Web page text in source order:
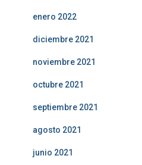
enero 2022
diciembre 2021
noviembre 2021
octubre 2021
septiembre 2021
agosto 2021
junio 2021